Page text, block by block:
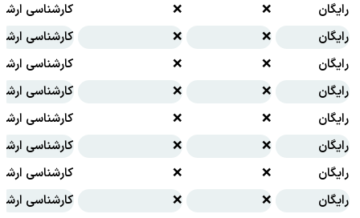
رایگان
❌
❌
کارشناسی ارشد
رایگان
❌
❌
کارشناسی ارشد
رایگان
❌
❌
کارشناسی ارشد
رایگان
❌
❌
کارشناسی ارشد
رایگان
❌
❌
کارشناسی ارشد
رایگان
❌
❌
کارشناسی ارشد
رایگان
❌
❌
کارشناسی ارشد
رایگان
❌
❌
کارشناسی ارشد